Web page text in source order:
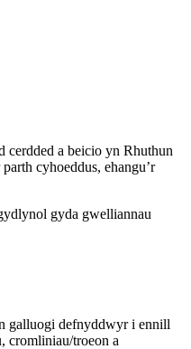
a beicio yn Rhuthun
cyhoeddus, ehangu’r
gyda gwelliannau
galluogi defnyddwyr i ennill
cromliniau/troeon a